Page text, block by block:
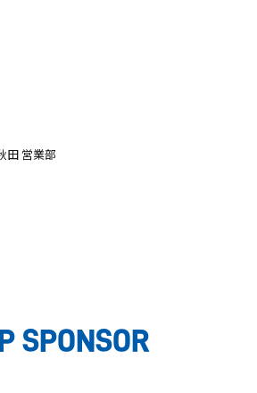
田 営業部
SPONSOR